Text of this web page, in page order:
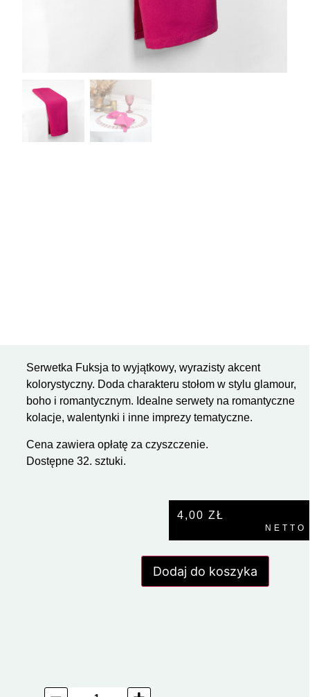
Serwetka Fuksja to wyjątkowy, wyrazisty akcent
kolorystyczny. Doda charakteru stołom w stylu glamour,
boho i romantycznym. Idealne serwety na romantyczne
kolacje, walentynki i inne imprezy tematyczne.
Cena zawiera opłatę za czyszczenie.
Dostępne 32. sztuki.
4,00 ZŁ
NETTO
Dodaj do koszyka